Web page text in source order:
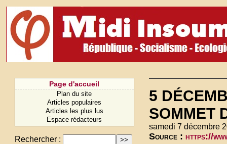
Page d'accueil
Plan du site
Articles populaires
Articles les plus lus
Espace rédacteurs
Rechercher :
5
SOMMET
samedi 7 décembre
Source : https://